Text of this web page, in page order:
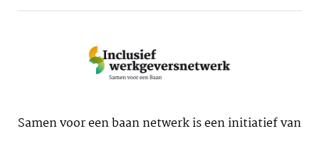
Samen voor een baan netwerk is een initiatief van